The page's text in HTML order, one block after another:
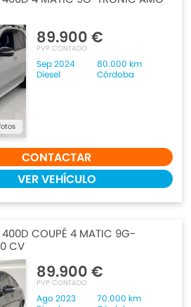
89.900 €
PVP CONTADO
Sep 2024
80.000 km
Diesel
Córdoba
CONTACTAR
VER VEHÍCULO
400D COUPÉ 4 MATIC 9G-
CV
89.900 €
PVP CONTADO
Ago 2023
70.000 km